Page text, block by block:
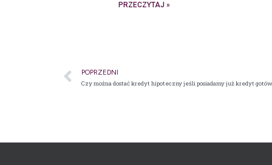
POPRZEDNI
PRZECZYTAJ »